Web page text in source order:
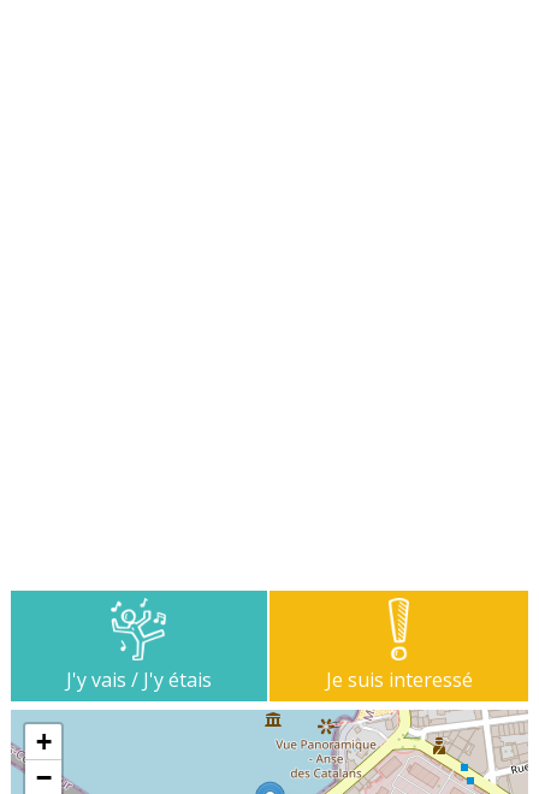
J'y vais / J'y étais Je suis interessé
+
−